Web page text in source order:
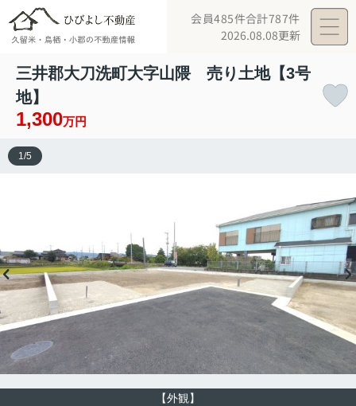
会員485件合計787件
2026.08.08更新
三井郡大刀洗町大字山隈 売り土地【3号
地】
1,300万円
【外観】
1/5